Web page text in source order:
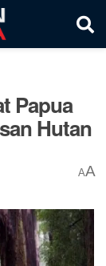
Papua
Hutan
AA